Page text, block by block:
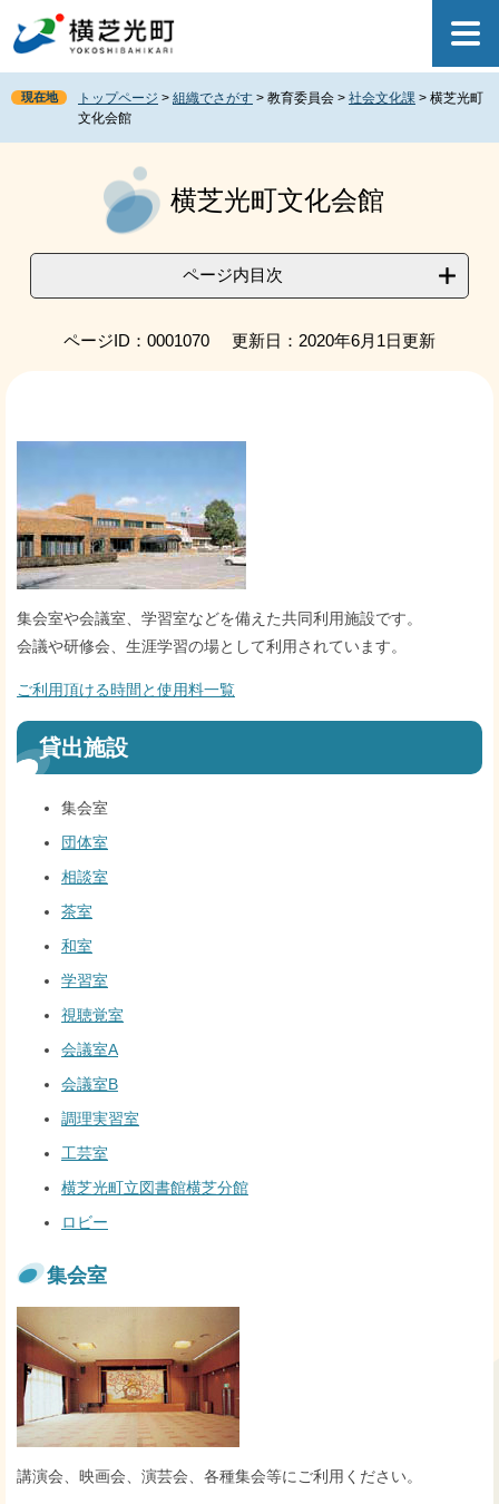
ジ
先
ュ
を 現在地 トップページ > 組織でさがす > 教育委員会 > 社会文化課 > 横芝光町
文化会館
横芝光町文化会館
ページ内目次
ページID：0001070 更新日：2020年6月1日更新
集会室や会議室、学習室などを備えた共同利用施設です。
会議や研修会、生涯学習の場として利用されています。
ご利用頂ける時間と使用料一覧
貸出施設
集会室
団体室
相談室
茶室
和室
学習室
視聴覚室
会議室A
会議室B
調理実習室
工芸室
横芝光町立図書館横芝分館
ロビー
集会室
講演会、映画会、演芸会、各種集会等にご利用ください。